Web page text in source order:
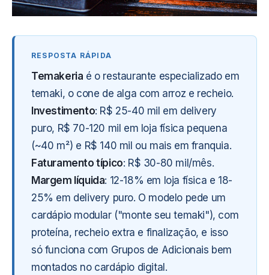
Temakeria é o restaurante especializado em
temaki, o cone de alga com arroz e recheio.
Investimento: R$ 25-40 mil em delivery
puro, R$ 70-120 mil em loja física pequena
(~40 m²) e R$ 140 mil ou mais em franquia.
Faturamento típico: R$ 30-80 mil/mês.
Margem líquida: 12-18% em loja física e 18-
25% em delivery puro. O modelo pede um
cardápio modular ("monte seu temaki"), com
proteína, recheio extra e finalização, e isso
só funciona com Grupos de Adicionais bem
montados no cardápio digital.